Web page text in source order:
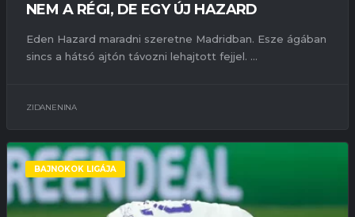
SÉRÜLÉSEK SZERZŐDÉSEK VÁLOGATOTT
NEM A RÉGI, DE EGY ÚJ HAZARD
Eden Hazard maradni szeretne Madridban. Esze ágában
sincs a hátsó ajtón távozni lehajtott fejjel. ...
ZIDANENINA
BAJNOKOK LIGÁJA